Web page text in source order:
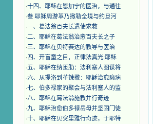
·十四、耶稣在恩加宁的医治，与通往
·叁 耶稣周游革乃撒勒全境与约旦河
·一、葛法翁百夫长遣使求救
·二、耶稣在葛法翁治愈百夫长之子
·三、耶稣在贝特赛达的教导与医治
· 四、开盲童之目，正律法真光:耶稣
·五、耶稣在纳匝肋：法利塞人图谋将
·六、从提洛到革辣撒：耶稣治愈癞病
·七、伯多禄家的聚会与法利塞人的监
·八、耶稣在葛法翁施教并行奇迹
·九、耶稣治愈伯多禄岳母并坚固门徒
·十、耶稣在贝突里雅行奇迹，于耶特